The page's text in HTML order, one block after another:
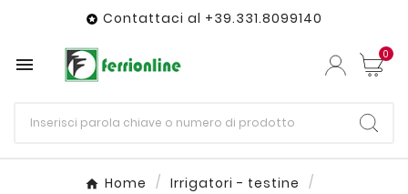
 Contattaci al +39.331.8099140
 0
Home
Irrigatori - testine